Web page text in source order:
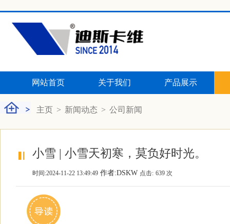
网站首页 关于我们 产品展示
主页 > 新闻动态 > 公司新闻
小雪 | 小雪天初寒，莫负好时光。
时间:2024-11-22 13:49:49 作者:DSKW 点击: 639 次